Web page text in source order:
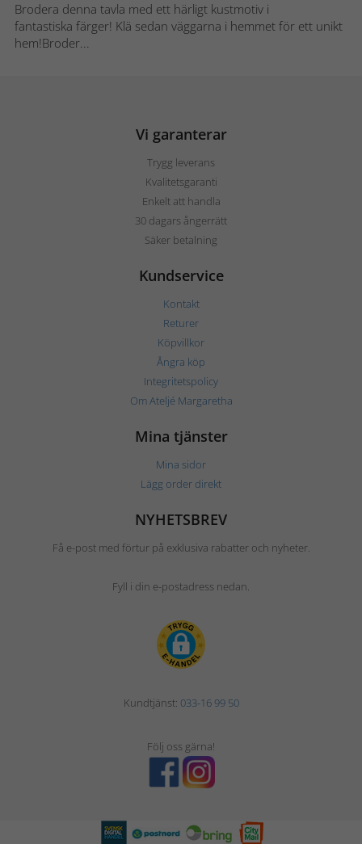
Brodera denna tavla med ett härligt kustmotiv i
fantastiska färger! Klä sedan väggarna i hemmet för ett unikt
hem!Broder...
Vi garanterar
Trygg leverans
Kvalitetsgaranti
Enkelt att handla
30 dagars ångerrätt
Säker betalning
Kundservice
Kontakt
Returer
Köpvillkor
Ångra köp
Integritetspolicy
Om Ateljé Margaretha
Mina tjänster
Mina sidor
Lägg order direkt
NYHETSBREV
Få e-post med förtur på exklusiva rabatter och nyheter.
Fyll i din e-postadress nedan.
Kundtjänst: 033-16 99 50
Följ oss gärna!